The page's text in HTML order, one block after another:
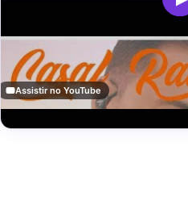
Assistir no YouTube